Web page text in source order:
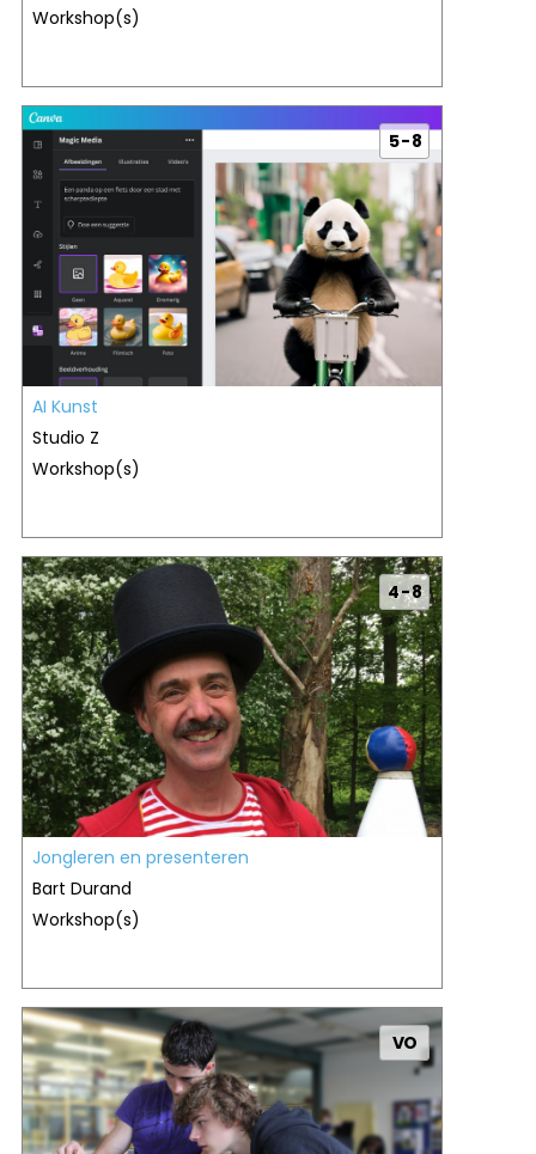
Workshop(s)
5 - 8
AI Kunst
Studio Z
Workshop(s)
4 - 8
Jongleren en presenteren
Bart Durand
Workshop(s)
VO